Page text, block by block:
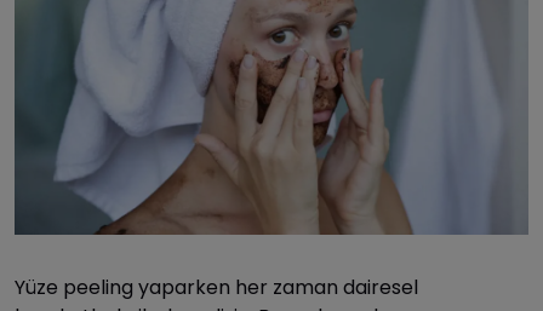
Yüze peeling yaparken her zaman dairesel